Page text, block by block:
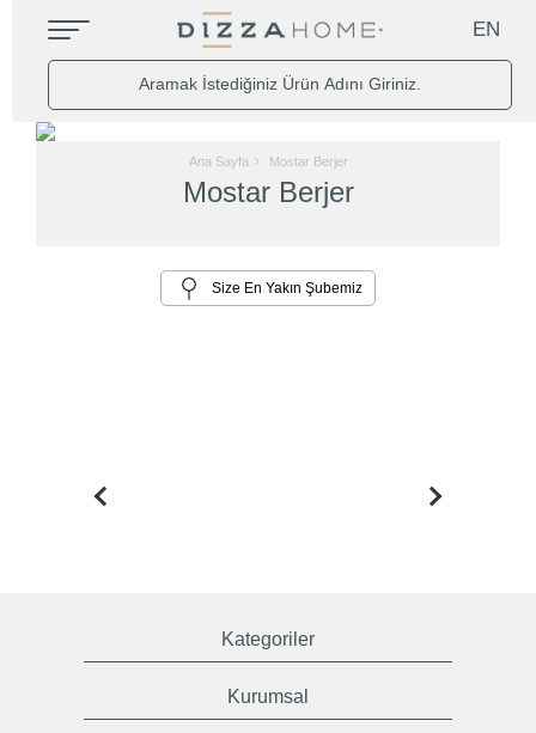
EN
Ana Sayfa Mostar Berjer
Mostar Berjer
Size En Yakın Şubemiz
Kategoriler
Kurumsal